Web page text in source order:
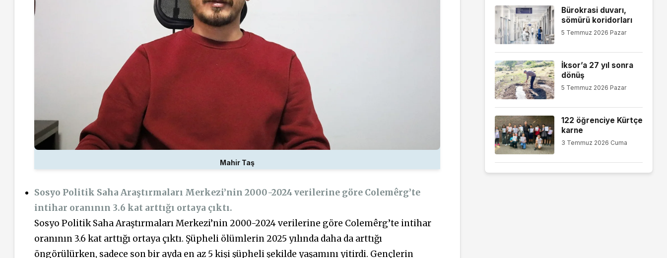
Mahir Taş
Sosyo Politik Saha Araştırmaları Merkezi’nin 2000-2024 verilerine göre Colemêrg’te
intihar oranının 3.6 kat arttığı ortaya çıktı.
Sosyo Politik Saha Araştırmaları Merkezi’nin 2000-2024 verilerine göre Colemêrg’te intihar
oranının 3.6 kat arttığı ortaya çıktı. Şüpheli ölümlerin 2025 yılında daha da arttığı
öngörülürken, sadece son bir ayda en az 5 kişi şüpheli şekilde yaşamını yitirdi. Gençlerin
Bürokrasi duvarı,
sömürü koridorları
5 Temmuz 2026 Pazar
İksor’a 27 yıl sonra
dönüş
5 Temmuz 2026 Pazar
122 öğrenciye Kürtçe
karne
3 Temmuz 2026 Cuma